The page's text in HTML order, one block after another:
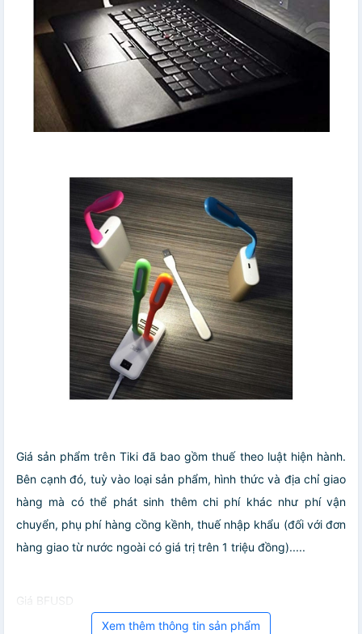
Giá sản phẩm trên Tiki đã bao gồm thuế theo luật hiện hành.
Bên cạnh đó, tuỳ vào loại sản phẩm, hình thức và địa chỉ giao
hàng mà có thể phát sinh thêm chi phí khác như phí vận
chuyển, phụ phí hàng cồng kềnh, thuế nhập khẩu (đối với đơn
hàng giao từ nước ngoài có giá trị trên 1 triệu đồng).....
Giá BFUSD
Xem thêm thông tin sản phẩm